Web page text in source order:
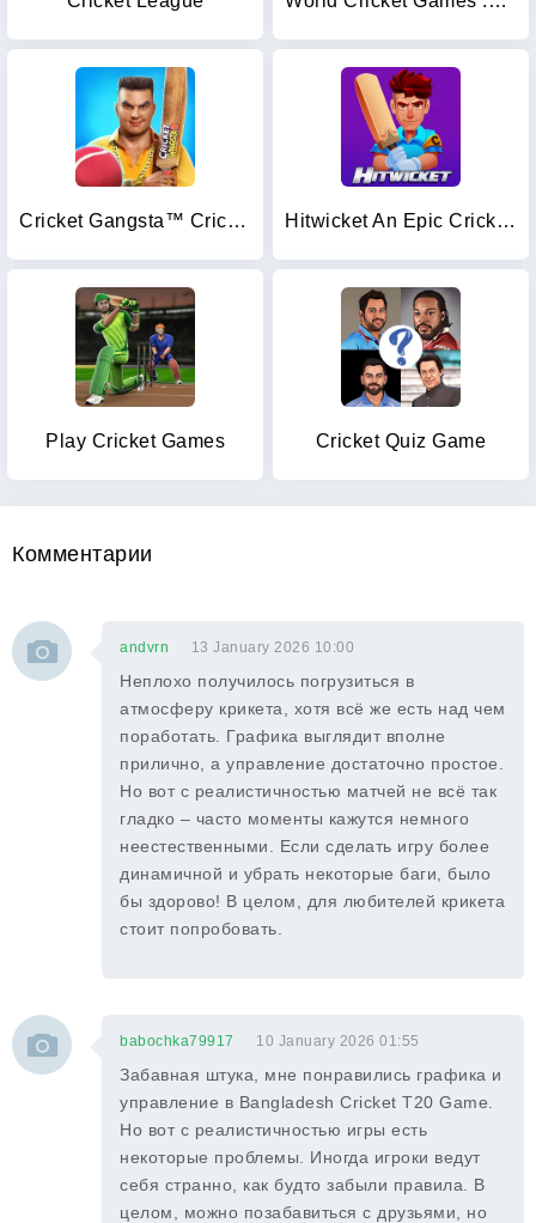
Cricket Gangsta™ Cricket Games Hitwicket An Epic Cricket Game
Play Cricket Games Cricket Quiz Game
Комментарии
andvrn 13 January 2026 10:00
Неплохо получилось погрузиться в
атмосферу крикета, хотя всё же есть над чем
поработать. Графика выглядит вполне
прилично, а управление достаточно простое.
Но вот с реалистичностью матчей не всё так
гладко – часто моменты кажутся немного
неестественными. Если сделать игру более
динамичной и убрать некоторые баги, было
бы здорово! В целом, для любителей крикета
стоит попробовать.
babochka79917 10 January 2026 01:55
Забавная штука, мне понравились графика и
управление в Bangladesh Cricket T20 Game.
Но вот с реалистичностью игры есть
некоторые проблемы. Иногда игроки ведут
себя странно, как будто забыли правила. В
целом, можно позабавиться с друзьями, но